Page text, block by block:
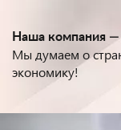
Наша компания
Мы думаем о
экономику!